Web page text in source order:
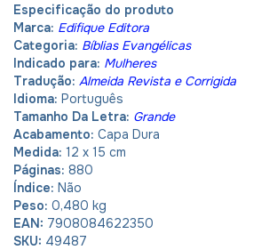
Especificação do produto
Marca: Edifique Editora
Categoria: Bíblias Evangélicas
Indicado para: Mulheres
Tradução: Almeida Revista e Corrigida
Idioma: Português
Tamanho Da Letra: Grande
Acabamento: Capa Dura
Medida: 12 x 15 cm
Páginas: 880
Índice: Não
Peso: 0,480 kg
EAN: 7908084622350
SKU: 49487